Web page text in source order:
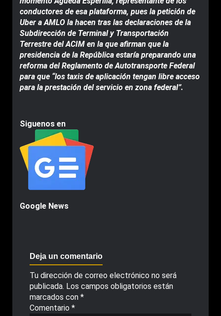
conductores de esa plataforma, pues la petición de
Uber a AMLO la hacen tras las declaraciones de la
Subdirección de Terminal y Transportación
Terrestre del ACIM en la que afirman que la
presidencia de la República estaría preparando una
reforma del Reglamento de Autotransporte Federal
para que “los taxis de aplicación tengan libre acceso
para la prestación del servicio en zona federal”.
Siguenos en
Google News
Deja un comentario
Tu dirección de correo electrónico no será
publicada. Los campos obligatorios están
marcados con *
Comentario *